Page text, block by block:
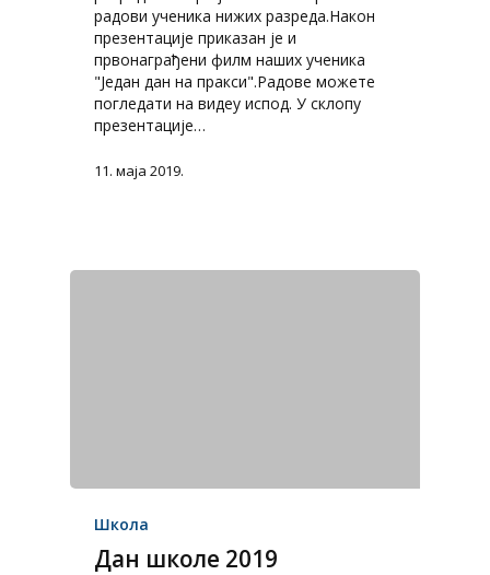
радови ученика нижих разреда.Након
презентације приказан је и
првонаграђени филм наших ученика
"Један дан на пракси".Радове можете
погледати на видеу испод. У склопу
презентације…
11. маја 2019.
Школа
Дан школе 2019